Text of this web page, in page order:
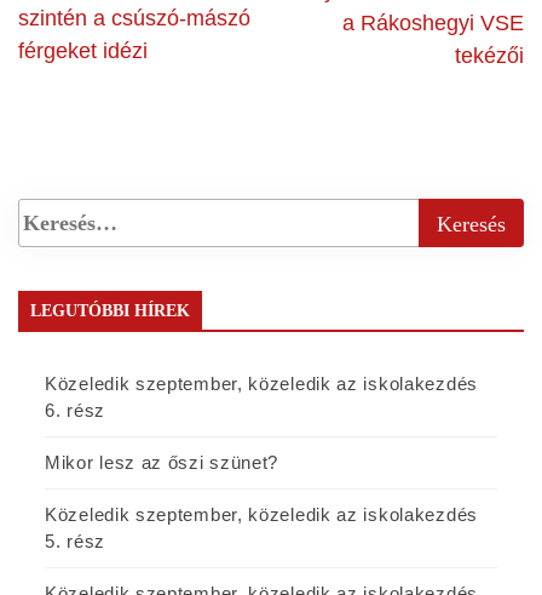
szintén a csúszó-mászó
férgeket idézi
a Rákoshegyi VSE
tekézői
LEGUTÓBBI HÍREK
Közeledik szeptember, közeledik az iskolakezdés
6. rész
Mikor lesz az őszi szünet?
Közeledik szeptember, közeledik az iskolakezdés
5. rész